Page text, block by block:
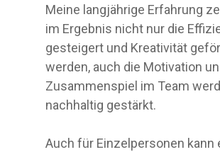
Meine langjährige Erfahrung
im Ergebnis nicht nur die
gesteigert und Kreativität
werden, auch die Motivation
Zusammenspiel im Team
nachhaltig gestärkt.
Auch für Einzelpersonen kann